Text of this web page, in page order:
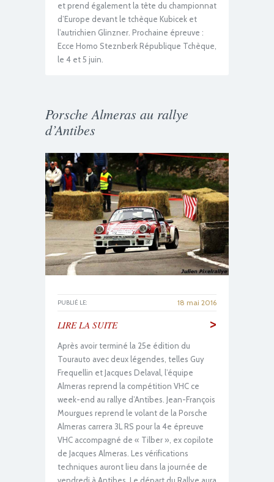
et prend également la tête du championnat
d’Europe devant le tchèque Kubicek et
l’autrichien Glinzner. Prochaine épreuve :
Ecce Homo Steznberk République Tchèque,
le 4 et 5 juin.
Porsche Almeras au rallye
d’Antibes
PUBLIÉ LE: 18 mai 2016
LIRE LA SUITE >
Après avoir terminé la 25e édition du
Tourauto avec deux légendes, telles Guy
Frequellin et Jacques Delaval, l’équipe
Almeras reprend la compétition VHC ce
week-end au rallye d’Antibes. Jean-François
Mourgues reprend le volant de la Porsche
Almeras carrera 3L RS pour la 4e épreuve
VHC accompagné de « Tilber », ex copilote
de Jacques Almeras. Les vérifications
techniques auront lieu dans la journée de